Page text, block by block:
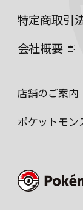
特定商取引
会社概要
店舗のご案内
ポケットモン